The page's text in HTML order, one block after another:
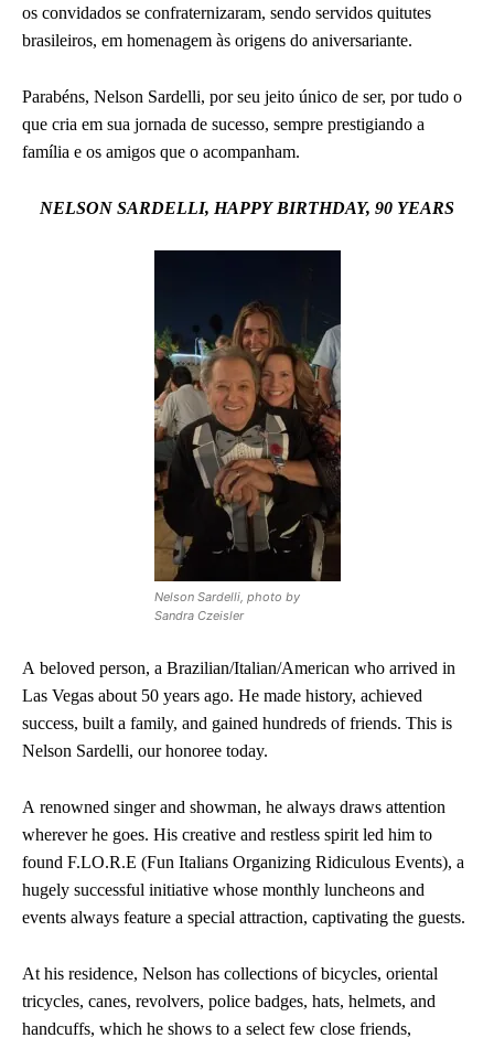
os convidados se confraternizaram, sendo servidos quitutes
brasileiros, em homenagem às origens do aniversariante.
Parabéns, Nelson Sardelli, por seu jeito único de ser, por tudo o
que cria em sua jornada de sucesso, sempre prestigiando a
família e os amigos que o acompanham.
NELSON SARDELLI, HAPPY BIRTHDAY, 90 YEARS
Nelson Sardelli, photo by
Sandra Czeisler
A beloved person, a Brazilian/Italian/American who arrived in
Las Vegas about 50 years ago. He made history, achieved
success, built a family, and gained hundreds of friends. This is
Nelson Sardelli, our honoree today.
A renowned singer and showman, he always draws attention
wherever he goes. His creative and restless spirit led him to
found F.LO.R.E (Fun Italians Organizing Ridiculous Events), a
hugely successful initiative whose monthly luncheons and
events always feature a special attraction, captivating the guests.
At his residence, Nelson has collections of bicycles, oriental
tricycles, canes, revolvers, police badges, hats, helmets, and
handcuffs, which he shows to a select few close friends,